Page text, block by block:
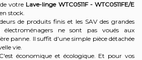
votre Lave-linge WTC0511F - WTC0511FE/E
stock.
de produits finis et les SAV des grandes
électroménagers ne sont pas voués aux
panne. Il suffit d'une simple pièce détachée
vie.
économique et écologique. Et pour vos